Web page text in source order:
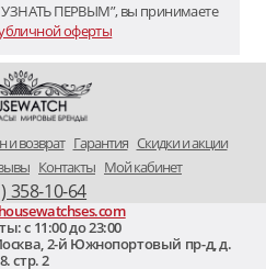
ПЕРВЫМ”, вы принимаете
оферты
и возврат Гарантия Скидки и акции
Контакты Мой кабинет
358-10-64
c 11:00 до 23:00
2-й Южнопортовый пр-д, д.
стр. 2